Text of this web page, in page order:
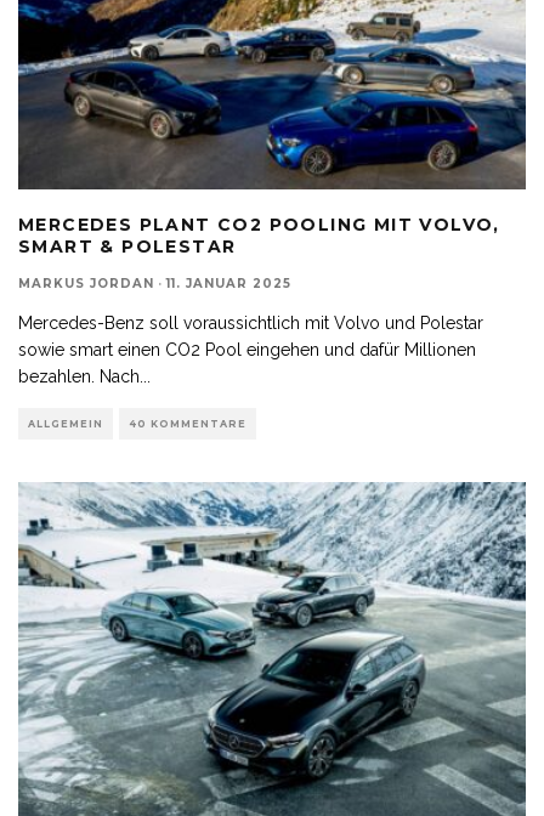
MERCEDES PLANT CO2 POOLING MIT VOLVO,
SMART & POLESTAR
MARKUS JORDAN · 11. JANUAR 2025
Mercedes-Benz soll voraussichtlich mit Volvo und Polestar
sowie smart einen CO2 Pool eingehen und dafür Millionen
bezahlen. Nach...
ALLGEMEIN 40 KOMMENTARE